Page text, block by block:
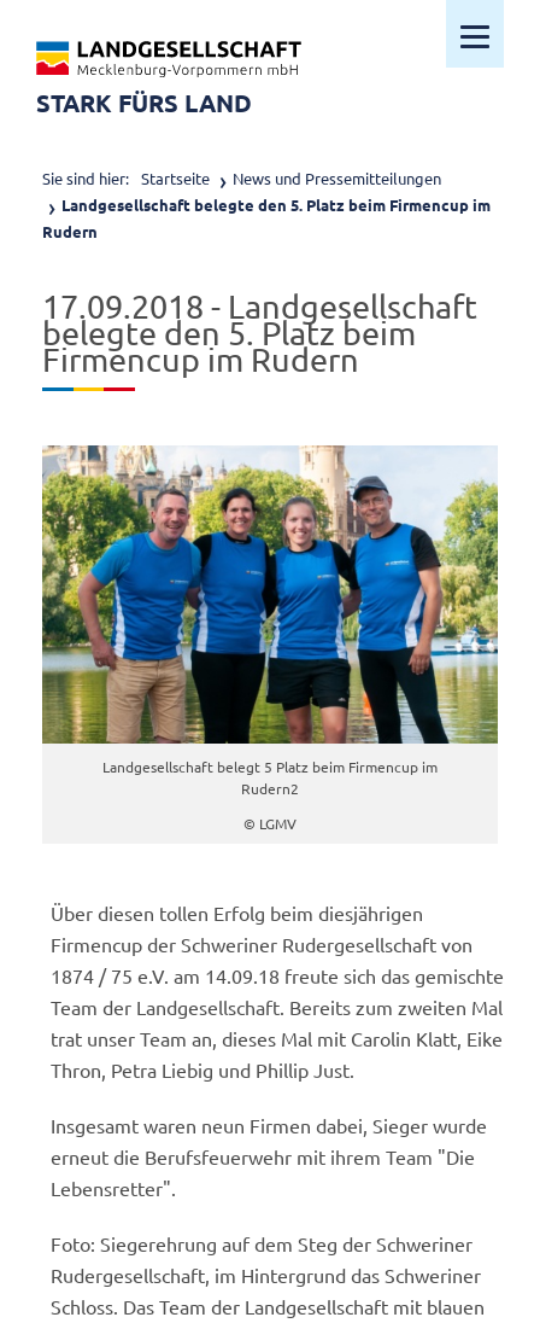
STARK FÜRS LAND
Mobiles
Sie sind hier: Startseite
News und Pressemitteilungen
Landgesellschaft belegte den 5. Platz beim Firmencup im
Rudern
17.09.2018 - Landgesellschaft
belegte den 5. Platz beim
Firmencup im Rudern
Landgesellschaft belegt 5 Platz beim Firmencup im
Rudern2
© LGMV
Über diesen tollen Erfolg beim diesjährigen
Firmencup der Schweriner Rudergesellschaft von
1874 / 75 e.V. am 14.09.18 freute sich das gemischte
Team der Landgesellschaft. Bereits zum zweiten Mal
trat unser Team an, dieses Mal mit Carolin Klatt, Eike
Thron, Petra Liebig und Phillip Just.
Insgesamt waren neun Firmen dabei, Sieger wurde
erneut die Berufsfeuerwehr mit ihrem Team "Die
Lebensretter".
Foto: Siegerehrung auf dem Steg der Schweriner
Rudergesellschaft, im Hintergrund das Schweriner
Schloss. Das Team der Landgesellschaft mit blauen